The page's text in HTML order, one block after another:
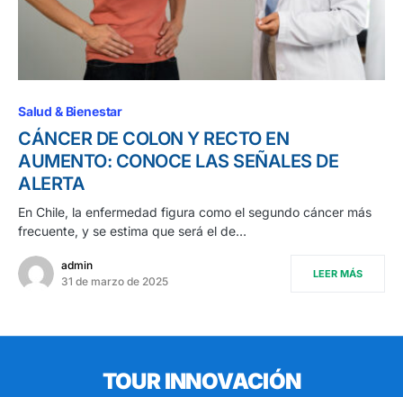
Salud & Bienestar
CÁNCER DE COLON Y RECTO EN
AUMENTO: CONOCE LAS SEÑALES DE
ALERTA
En Chile, la enfermedad figura como el segundo cáncer más
frecuente, y se estima que será el de…
admin
31 de marzo de 2025
LEER MÁS
TOUR INNOVACIÓN